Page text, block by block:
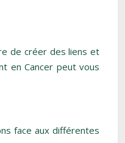
de créer des liens et
en Cancer peut vous
face aux différentes